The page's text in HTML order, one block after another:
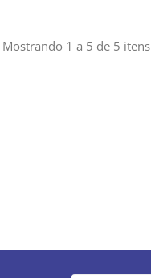
Mostrando 1 a 5 de 5 itens